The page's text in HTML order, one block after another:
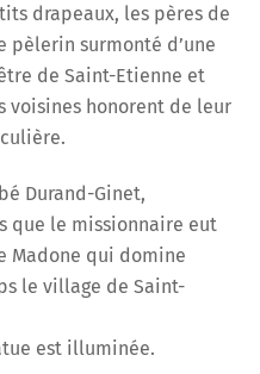
drapeaux, les pères de
surmonté d’une
de Saint-Etienne et
voisines honorent de leur
Durand-Ginet,
que le missionnaire eut
Madone qui domine
le village de Saint-
est illuminée.